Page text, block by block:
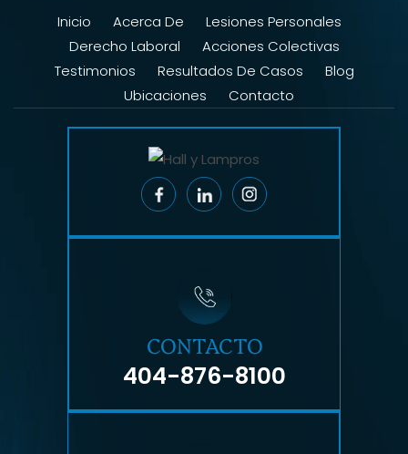
Inicio Acerca De
Lesiones Personales
Derecho Laboral
Acciones Colectivas
Testimonios
Resultados De Casos
Blog
Ubicaciones
Contacto
CONTACTO
404-876-8100